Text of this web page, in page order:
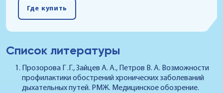
Где купить
Список литературы
Прозорова Г .Г., Зайцев А. А., Петров В. А. Возможности
профилактики обострений хронических заболеваний
дыхательных путей. РМЖ. Медицинское обозрение.